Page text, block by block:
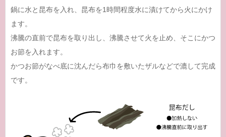
鍋に水と昆布を入れ、昆布を1時間程度水に漬けてから火にかけ
ます。
沸騰の直前で昆布を取り出し、沸騰させて火を止め、そこにかつ
お節を入れます。
かつお節がなべ底に沈んだら布巾を敷いたザルなどで漉して完成
です。